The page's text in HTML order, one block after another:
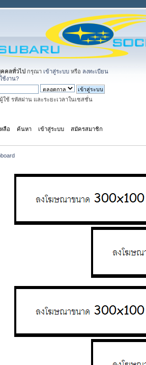
คลทั่วไป กรุณา เข้าสู่ระบบ หรือ ลงทะเบียน
ช้งาน?
ใช้ รหัสผ่าน และระยะเวลาในเซสชั่น
ลือ ค้นหา เข้าสู่ระบบ สมัครสมาชิก